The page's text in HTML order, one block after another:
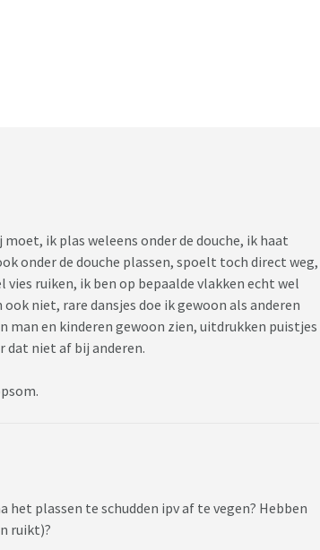
ik plas weleens onder de douche, ik haat
onder de douche plassen, spoelt toch direct weg,
ruiken, ik ben op bepaalde vlakken echt wel
niet, rare dansjes doe ik gewoon als anderen
man en kinderen gewoon zien, uitdrukken puistjes
dat niet af bij anderen.
plassen te schudden ipv af te vegen? Hebben
ruikt)?